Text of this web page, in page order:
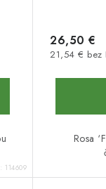
114609
21,54 € bez
26,50 €
Rosa